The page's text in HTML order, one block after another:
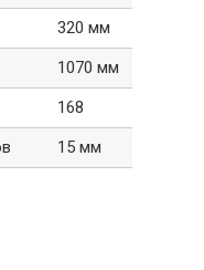
320 мм
1070 мм
168
15 мм